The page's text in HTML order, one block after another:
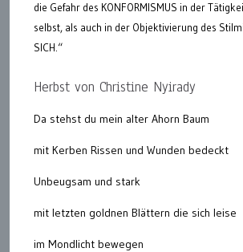
die Gefahr des KONFORMISMUS in der
selbst, als auch in der Objektivierung des
SICH.“
Herbst von Christine Nyirady
Da stehst du mein alter Ahorn Baum
mit Kerben Rissen und Wunden bedeckt
Unbeugsam und stark
mit letzten goldnen Blättern die sich leise
im Mondlicht bewegen